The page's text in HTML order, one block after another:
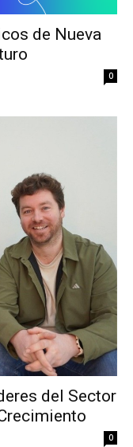
de Nueva
0
del Sector
0